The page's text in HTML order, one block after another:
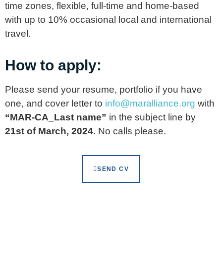
time zones, flexible, full-time and home-based
with up to 10% occasional local and international
travel.
How to apply:
Please send your resume, portfolio if you have
one, and cover letter to info@maralliance.org with
“MAR-CA_Last name” in the subject line by
21st of March, 2024. No calls please.
SEND CV